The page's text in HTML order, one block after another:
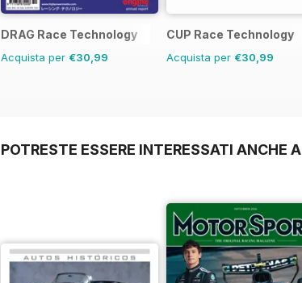
DRAG Race Technology
Acquista per €30,99
CUP Race Technology
Acquista per €30,99
POTRESTE ESSERE INTERESSATI ANCHE A